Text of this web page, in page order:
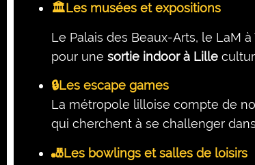
🏛️Les musées et expositions
Le Palais des Beaux-Arts, le LaM
pour une sortie indoor à Lille
🔒Les escape games
La métropole lilloise compte de
qui cherchent à se challenger
🎳Les bowlings et salles de loisirs